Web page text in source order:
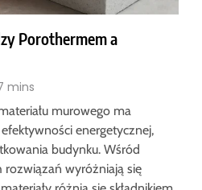
Porothermem a
mins
murowego ma
energetycznej,
budynku. Wśród
rozwiązań wyróżniają się